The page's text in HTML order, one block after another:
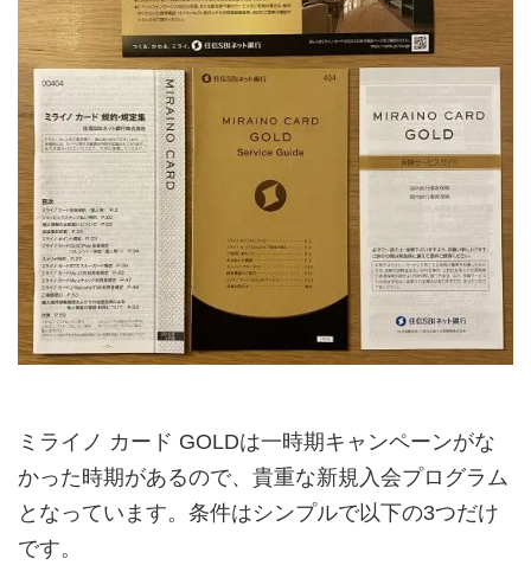
ミライノ カード GOLDは一時期キャンペーンがな
かった時期があるので、貴重な新規入会プログラム
となっています。条件はシンプルで以下の3つだけ
です。